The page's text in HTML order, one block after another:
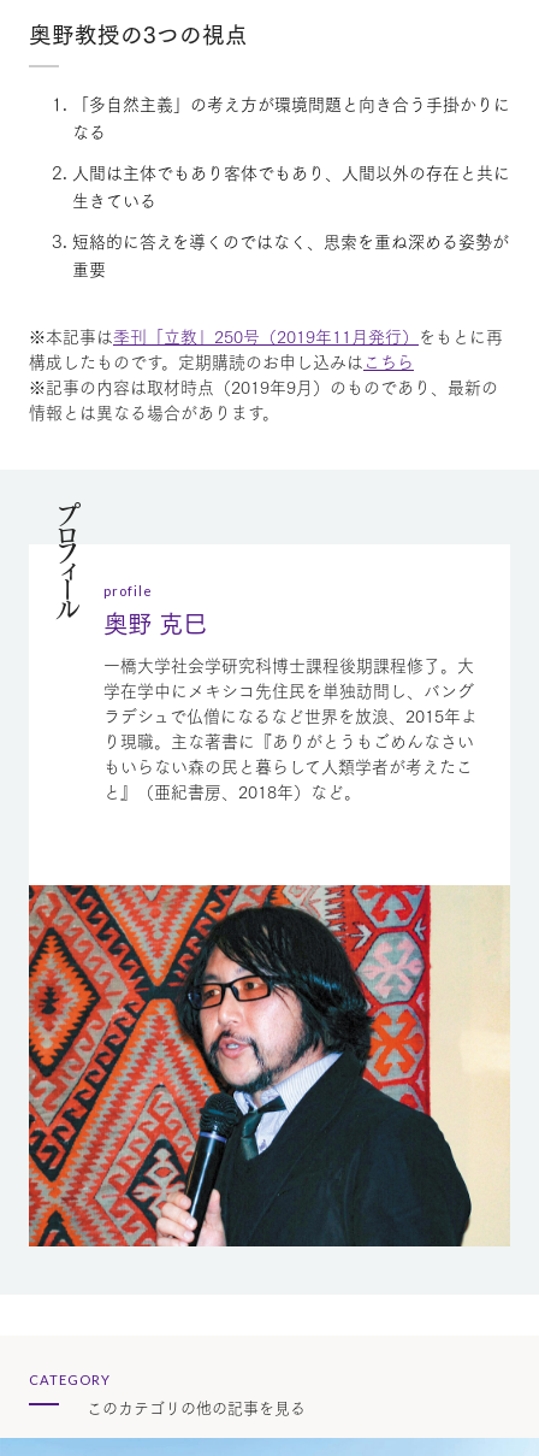
奥野教授の3つの視点
「多自然主義」の考え方が環境問題と向き合う手掛かりに
なる
人間は主体でもあり客体でもあり、人間以外の存在と共に
生きている
短絡的に答えを導くのではなく、思索を重ね深める姿勢が
重要
※本記事は季刊「立教」250号（2019年11月発行） をもとに再
構成したものです。定期購読のお申し込みはこちら
※記事の内容は取材時点（2019年9月）のものであり、最新の
情報とは異なる場合があります。
プロフィール profile
奥野 克巳
一橋大学社会学研究科博士課程後期課程修了。大
学在学中にメキシコ先住民を単独訪問し、バング
ラデシュで仏僧になるなど世界を放浪、2015年よ
り現職。主な著書に『ありがとうもごめんなさい
もいらない森の民と暮らして人類学者が考えたこ
と』（亜紀書房、2018年）など。
CATEGORY
このカテゴリの他の記事を見る